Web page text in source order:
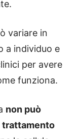
variare in
a individuo e
per avere
funziona.
non può
trattamento